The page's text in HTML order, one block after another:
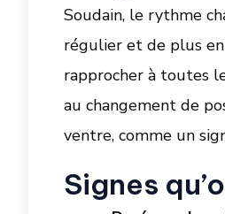
Soudain, le rythme
régulier et de plus
rapprocher à toutes
au changement de
ventre, comme un
Signes